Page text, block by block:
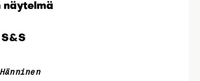
näytelmä